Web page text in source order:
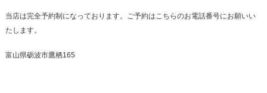
当店は完全予約制になっております。ご予約はこちらのお電話番号にお願いい
たします。
富山県砺波市鷹栖165